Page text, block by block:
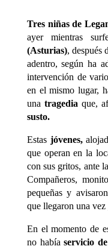
Tres niñas de
ayer mientras
(Asturias), después
adentro, según ha
intervención de
en el mismo lugar,
una tragedia que,
susto.
Estas jóvenes,
que operan en la
con sus gritos, ante
Compañeros,
pequeñas y
que llegaron una
En el momento de
no habíaservicio